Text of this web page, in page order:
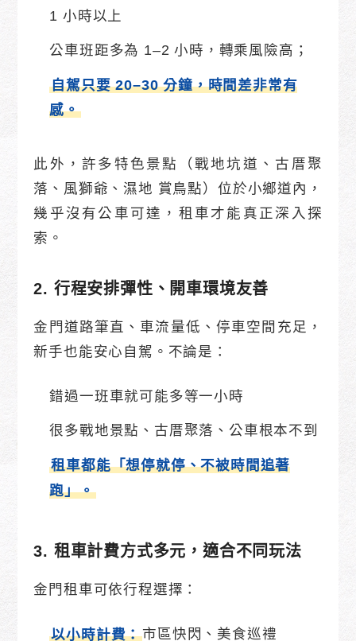
1 小時以上
公車班距多為 1–2 小時，轉乘風險高；
自駕只要 20–30 分鐘，時間差非常有
感。
此外，許多特色景點（戰地坑道、古厝聚
落、風獅爺、濕地 賞鳥點）位於小鄉道內，
幾乎沒有公車可達，租車才能真正深入探
索。
2. 行程安排彈性、開車環境友善
金門道路筆直、車流量低、停車空間充足，
新手也能安心自駕。不論是：
錯過一班車就可能多等一小時
很多戰地景點、古厝聚落、公車根本不到
租車都能「想停就停、不被時間追著
跑」。
3. 租車計費方式多元，適合不同玩法
金門租車可依行程選擇：
以小時計費：市區快閃、美食巡禮